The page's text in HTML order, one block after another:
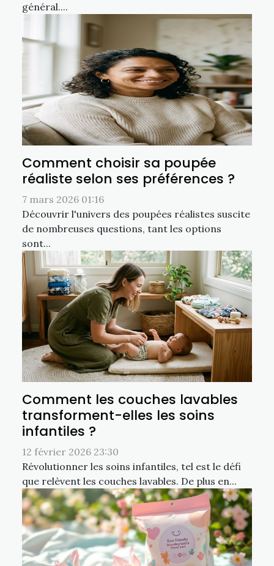
général....
Comment choisir sa poupée
réaliste selon ses préférences ?
7 mars 2026 01:16
Découvrir l'univers des poupées réalistes suscite
de nombreuses questions, tant les options
sont...
Comment les couches lavables
transforment-elles les soins
infantiles ?
12 février 2026 23:30
Révolutionner les soins infantiles, tel est le défi
que relèvent les couches lavables. De plus en...